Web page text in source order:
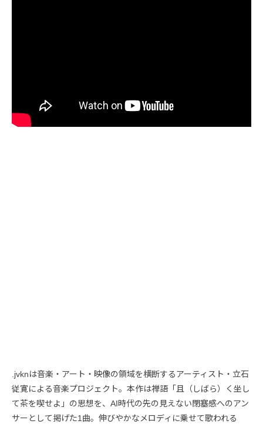
.jvknは音楽・アート・映像の領域を横断するアーティスト・立石
従寛による音楽プロジェクト。本作は禅語「且（しばら）く坐し
て茶を喫せよ」の思想を、AI時代の先の見えない閉塞感へのアン
サーとして掲げた1曲。伸びやかなメロディに乗せて歌われる